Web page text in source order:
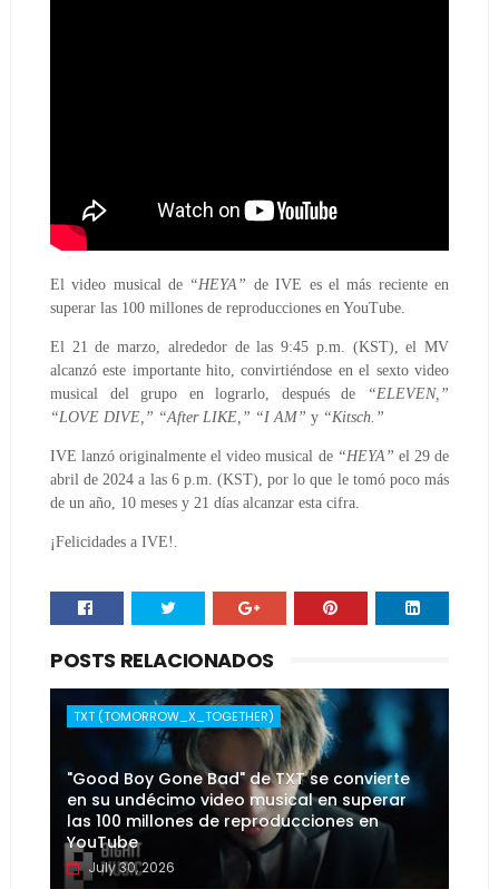
El video musical de “HEYA” de IVE es el más reciente en
superar las 100 millones de reproducciones en YouTube.
El 21 de marzo, alrededor de las 9:45 p.m. (KST), el MV
alcanzó este importante hito, convirtiéndose en el sexto video
musical del grupo en lograrlo, después de
“ELEVEN,”
“LOVE DIVE,” “After LIKE,” “I AM” y “Kitsch.”
IVE lanzó originalmente el video musical de “HEYA” el 29 de
abril de 2024 a las 6 p.m. (KST), por lo que le tomó poco más
de un año, 10 meses y 21 días alcanzar esta cifra.
¡Felicidades a IVE!.
POSTS RELACIONADOS
TXT (TOMORROW_X_TOGETHER)
"Good Boy Gone Bad" de TXT se convierte
en su undécimo video musical en superar
las 100 millones de reproducciones en
YouTube
July 30, 2026